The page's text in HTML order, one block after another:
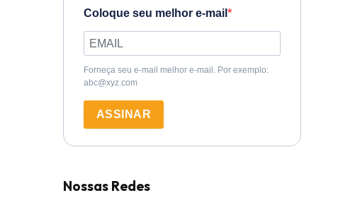
Coloque seu melhor e-mail
Forneça seu e-mail melhor e-mail. Por exemplo:
abc@xyz.com
ASSINAR
Nossas Redes